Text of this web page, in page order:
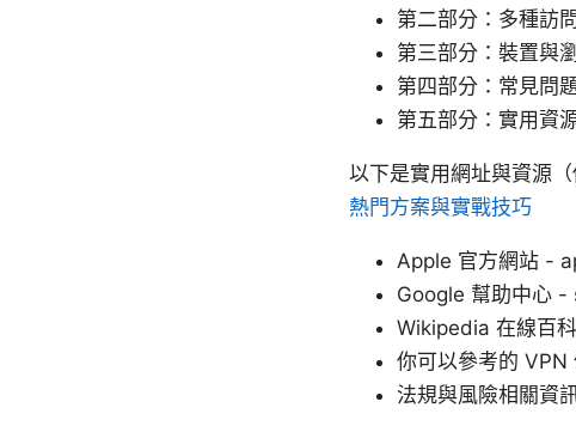
第二部分：多種訪
第三部分：裝置與
第四部分：常見問
第五部分：實用資
以下是實用網址與資源
熱門方案與實戰技巧
Apple 官方網站 -
Google 幫助中心
Wikipedia 在線百
你可以參考的 VPN
法規與風險相關資